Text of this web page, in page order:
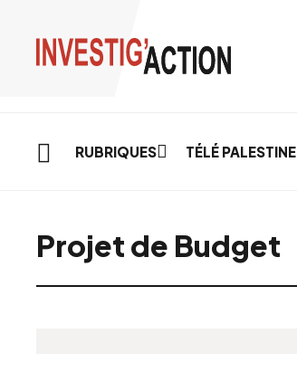
RUBRIQUES TÉLÉ PALESTINE
Projet de Budget